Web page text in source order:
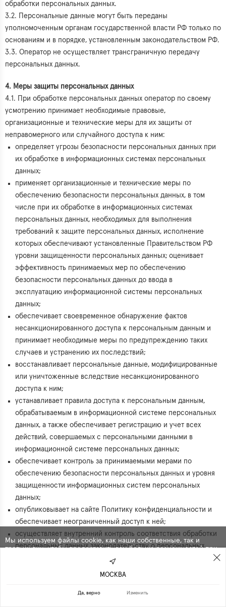
обработки персональных данных.
3.2. Персональные данные могут быть переданы
уполномоченным органам государственной власти РФ только по
основаниям и в порядке, установленным законодательством РФ.
3.3. Оператор не осуществляет трансграничную передачу
персональных данных.
4. Меры защиты персональных данных
4.1. При обработке персональных данных оператор по своему
усмотрению принимает необходимые правовые,
организационные и технические меры для их защиты от
неправомерного или случайного доступа к ним:
определяет угрозы безопасности персональных данных при
их обработке в информационных системах персональных
данных;
применяет организационные и технические меры по
обеспечению безопасности персональных данных, в том
числе при их обработке в информационных системах
персональных данных, необходимых для выполнения
требований к защите персональных данных, исполнение
которых обеспечивают установленные Правительством РФ
уровни защищенности персональных данных; оценивает
эффективность принимаемых мер по обеспечению
безопасности персональных данных до ввода в
эксплуатацию информационной системы персональных
данных;
обеспечивает своевременное обнаружение фактов
несанкционированного доступа к персональным данным и
принимает необходимые меры по предупреждению таких
случаев и устранению их последствий;
восстанавливает персональные данные, модифицированные
или уничтоженные вследствие несанкционированного
доступа к ним;
устанавливает правила доступа к персональным данным,
обрабатываемым в информационной системе персональных
данных, а также обеспечивает регистрацию и учет всех
действий, совершаемых с персональными данными в
информационной системе персональных данных;
обеспечивает контроль за принимаемыми мерами по
обеспечению безопасности персональных данных и уровня
защищенности информационных систем персональных
данных;
опубликовывает на сайте Политику конфиденциальности и
обеспечивает неограниченный доступ к ней;
осуществляет внутренний контроль соответствия обработки
персональных данных законодательству о персональных
определяет места хранения персональных данных.
4.2. Для защиты доступа к персональным данным используются
Мы используем файлы cookie, как наши собственные, так и
третьих лиц, чтобы предоставить вам больше возможностей при
использовании сайта. Продолжая навигацию по сайту, вы
с их использованием .
МОСКВА
Да, верно Изменить